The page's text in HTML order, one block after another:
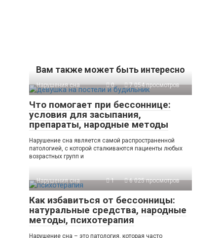
Вам также может быть интересно
Нарушения сна 0 7 054 просмотров
Что помогает при бессоннице:
условия для засыпания,
препараты, народные методы
Нарушение сна является самой распространенной
патологией, с которой сталкиваются пациенты любых
возрастных групп и
Нарушения сна 1 6 025 просмотров
Как избавиться от бессонницы:
натуральные средства, народные
методы, психотерапия
Нарушение сна – это патология, которая часто